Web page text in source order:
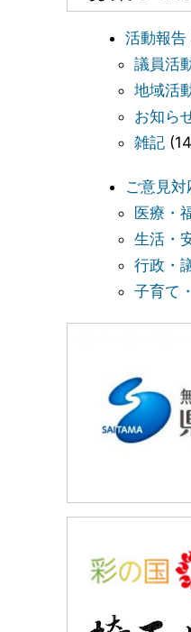
活動報告
議員活
地域活
お知ら
雑記
ご意見対
医療・
生活・
行政・
子育て